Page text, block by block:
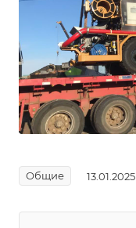
Общие 13.01.2025